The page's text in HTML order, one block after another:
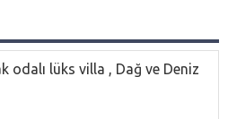
odalı lüks villa , Dağ ve Deniz